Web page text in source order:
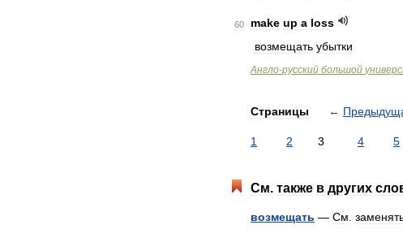
60 make up a loss
возмещать убытки
Англо-русский большой
Страницы ←
1 2 3 4 5
См. также в других
возмещать — См